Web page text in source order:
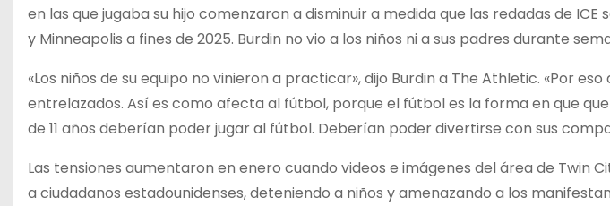
en las que jugaba su hijo comenzaron a disminuir a medida que las redadas de ICE
y Minneapolis a fines de 2025. Burdin no vio a los niños ni a sus padres durante
«Los niños de su equipo no vinieron a practicar», dijo Burdin a The Athletic. «Por
entrelazados. Así es como afecta al fútbol, ​​porque el fútbol es la forma en que
de 11 años deberían poder jugar al fútbol. Deberían poder divertirse con sus
Las tensiones aumentaron en enero cuando videos e imágenes del área de Twin
a ciudadanos estadounidenses, deteniendo a niños y amenazando a los